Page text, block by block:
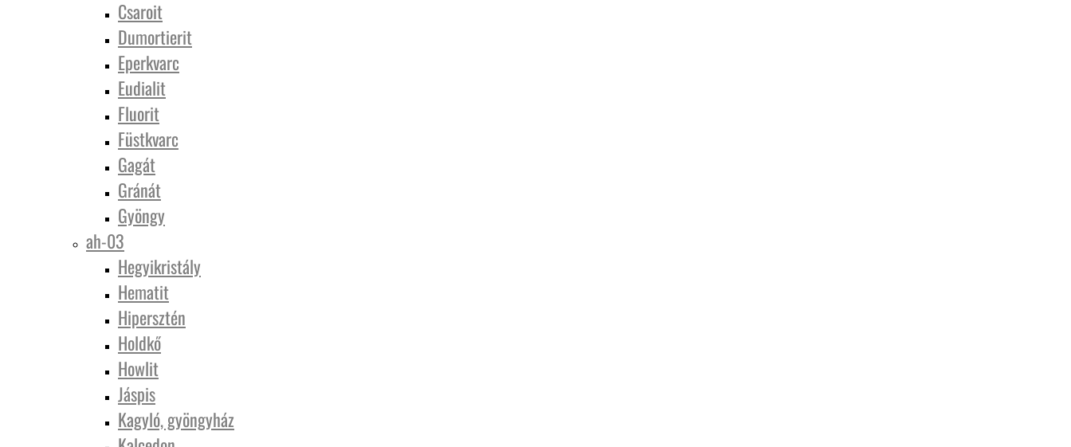
Csaroit
Dumortierit
Eperkvarc
Eudialit
Fluorit
Füstkvarc
Gagát
Gránát
Gyöngy
ah-03
Hegyikristály
Hematit
Hipersztén
Holdkő
Howlit
Jáspis
Kagyló, gyöngyház